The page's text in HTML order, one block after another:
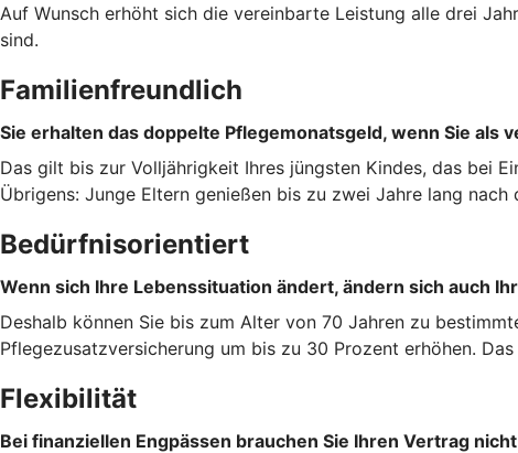
Auf Wunsch erhöht sich die vereinbarte Leistung alle drei
sind.
Familienfreundlich
Sie erhalten das doppelte Pflegemonatsgeld, wenn Sie
Das gilt bis zur Volljährigkeit Ihres jüngsten Kindes, das bei
Übrigens: Junge Eltern genießen bis zu zwei Jahre lang
Bedürfnisorientiert
Wenn sich Ihre Lebenssituation ändert, ändern sich auch
Deshalb können Sie bis zum Alter von 70 Jahren zu
Pflegezusatzversicherung um bis zu 30 Prozent erhöhen.
Flexibilität
Bei finanziellen Engpässen brauchen Sie Ihren Vertrag